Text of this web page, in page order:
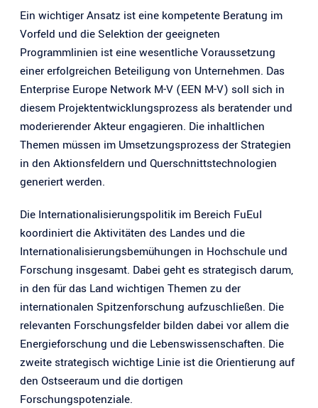
Ein wichtiger Ansatz ist eine kompetente Beratung im
Vorfeld und die Selektion der geeigneten
Programmlinien ist eine wesentliche Voraussetzung
einer erfolgreichen Beteiligung von Unternehmen. Das
Enterprise Europe Network M-V (EEN M-V) soll sich in
diesem Projektentwicklungsprozess als beratender und
moderierender Akteur engagieren. Die inhaltlichen
Themen müssen im Umsetzungsprozess der Strategien
in den Aktionsfeldern und Querschnittstechnologien
generiert werden.
Die Internationalisierungspolitik im Bereich FuEuI
koordiniert die Aktivitäten des Landes und die
Internationalisierungsbemühungen in Hochschule und
Forschung insgesamt. Dabei geht es strategisch darum,
in den für das Land wichtigen Themen zu der
internationalen Spitzenforschung aufzuschließen. Die
relevanten Forschungsfelder bilden dabei vor allem die
Energieforschung und die Lebenswissenschaften. Die
zweite strategisch wichtige Linie ist die Orientierung auf
den Ostseeraum und die dortigen
Forschungspotenziale.